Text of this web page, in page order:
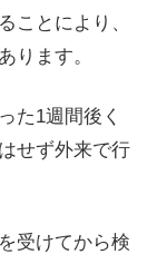
ことにより、
ります。
た1週間後く
せず外来で行
受けてから検